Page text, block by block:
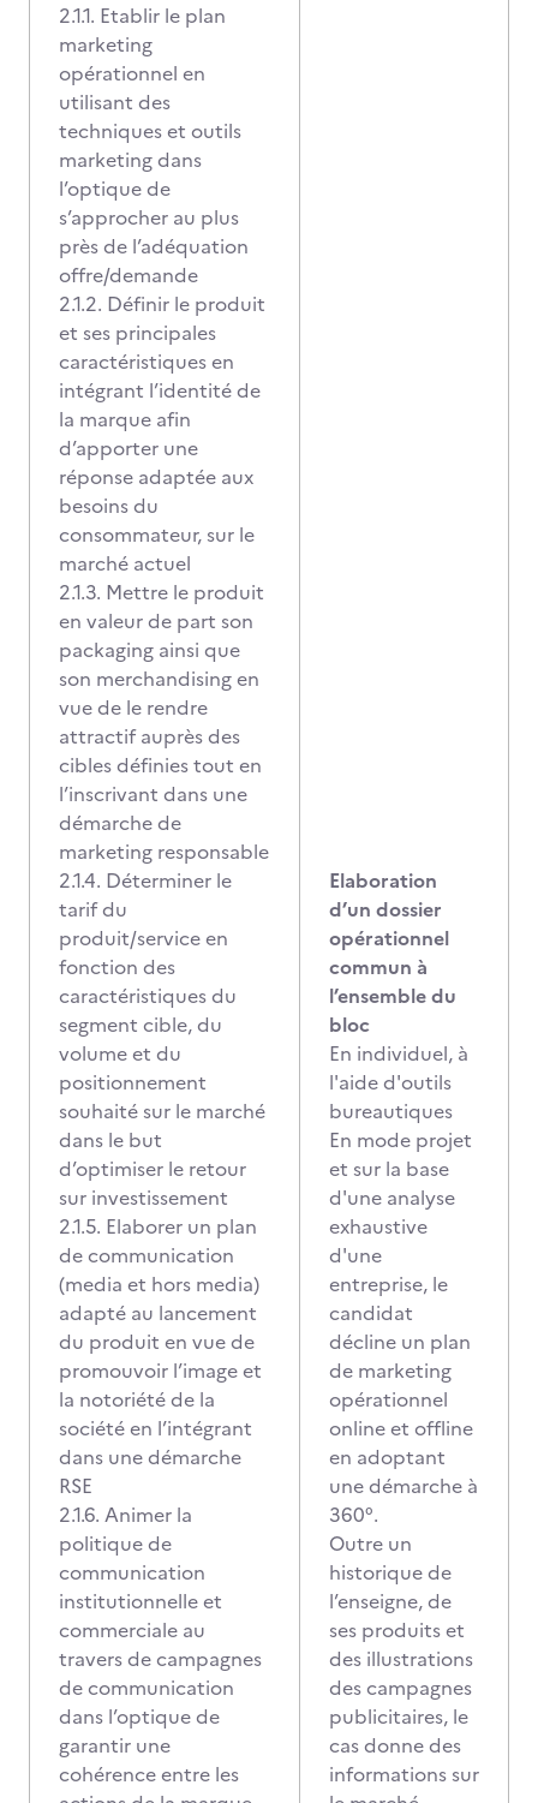
2.1.1. Etablir le plan
marketing
opérationnel en
utilisant des
techniques et outils
marketing dans
l’optique de
s’approcher au plus
près de l’adéquation
offre/demande
2.1.2. Définir le produit
et ses principales
caractéristiques en
intégrant l’identité de
la marque afin
d’apporter une
réponse adaptée aux
besoins du
consommateur, sur le
marché actuel
2.1.3. Mettre le produit
en valeur de part son
packaging ainsi que
son merchandising en
vue de le rendre
attractif auprès des
cibles définies tout en
l’inscrivant dans une
démarche de
marketing responsable
2.1.4. Déterminer le
tarif du
produit/service en
fonction des
caractéristiques du
segment cible, du
volume et du
positionnement
souhaité sur le marché
dans le but
d’optimiser le retour
sur investissement
2.1.5. Elaborer un plan
de communication
(media et hors media)
adapté au lancement
du produit en vue de
promouvoir l’image et
la notoriété de la
société en l’intégrant
dans une démarche
RSE
2.1.6. Animer la
politique de
communication
institutionnelle et
commerciale au
travers de campagnes
de communication
dans l’optique de
garantir une
cohérence entre les
Elaboration
d’un dossier
opérationnel
commun à
l’ensemble du
bloc
En individuel, à
l'aide d'outils
bureautiques
En mode projet
et sur la base
d'une analyse
exhaustive
d'une
entreprise, le
candidat
décline un plan
de marketing
opérationnel
online et offline
en adoptant
une démarche à
360°.
Outre un
historique de
l’enseigne, de
ses produits et
des illustrations
des campagnes
publicitaires, le
cas donne des
informations sur